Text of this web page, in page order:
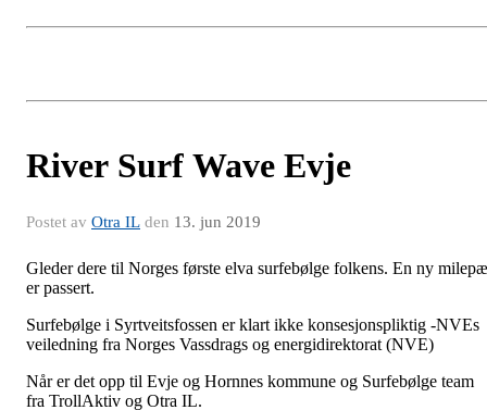
River Surf Wave Evje
Postet av Otra IL den 13. jun 2019
Gleder dere til Norges første elva surfebølge folkens. En ny
er passert.
Surfebølge i Syrtveitsfossen er klart ikke konsesjonspliktig -NVEs
veiledning fra Norges Vassdrags og energidirektorat (NVE)
Når er det opp til Evje og Hornnes kommune og Surfebølge team
fra TrollAktiv og Otra IL.